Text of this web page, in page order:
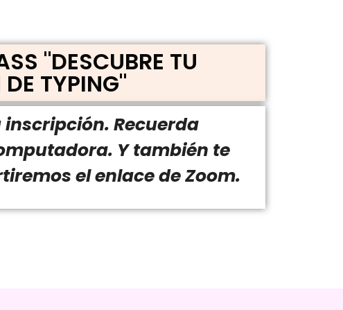
"DESCUBRE TU
TYPING"
Recuerda
Y también te
el enlace de Zoom.